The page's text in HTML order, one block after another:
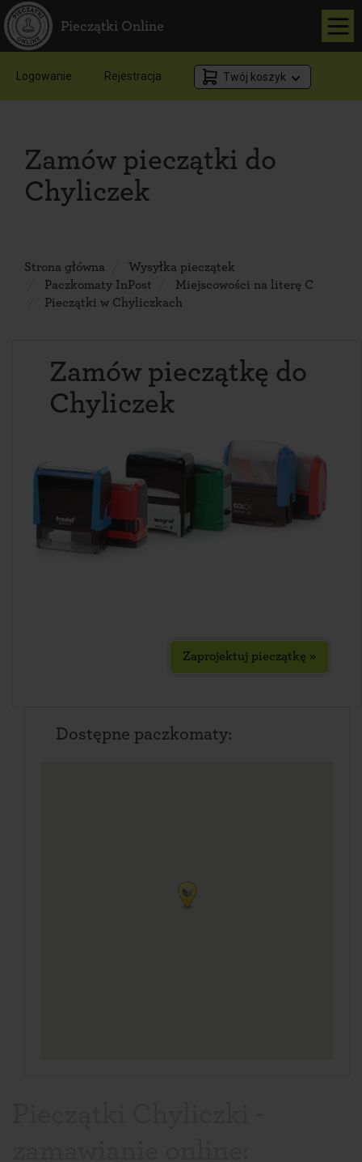
Pieczątki Online
Logowanie Rejestracja Twój koszyk
Zamów pieczątki do
Chyliczek
Strona główna
Wysyłka pieczątek
Paczkomaty InPost
Miejscowości na literę C
Pieczątki w Chyliczkach
Zamów pieczątkę do
Chyliczek
Zaprojektuj pieczątkę »
Dostępne paczkomaty: